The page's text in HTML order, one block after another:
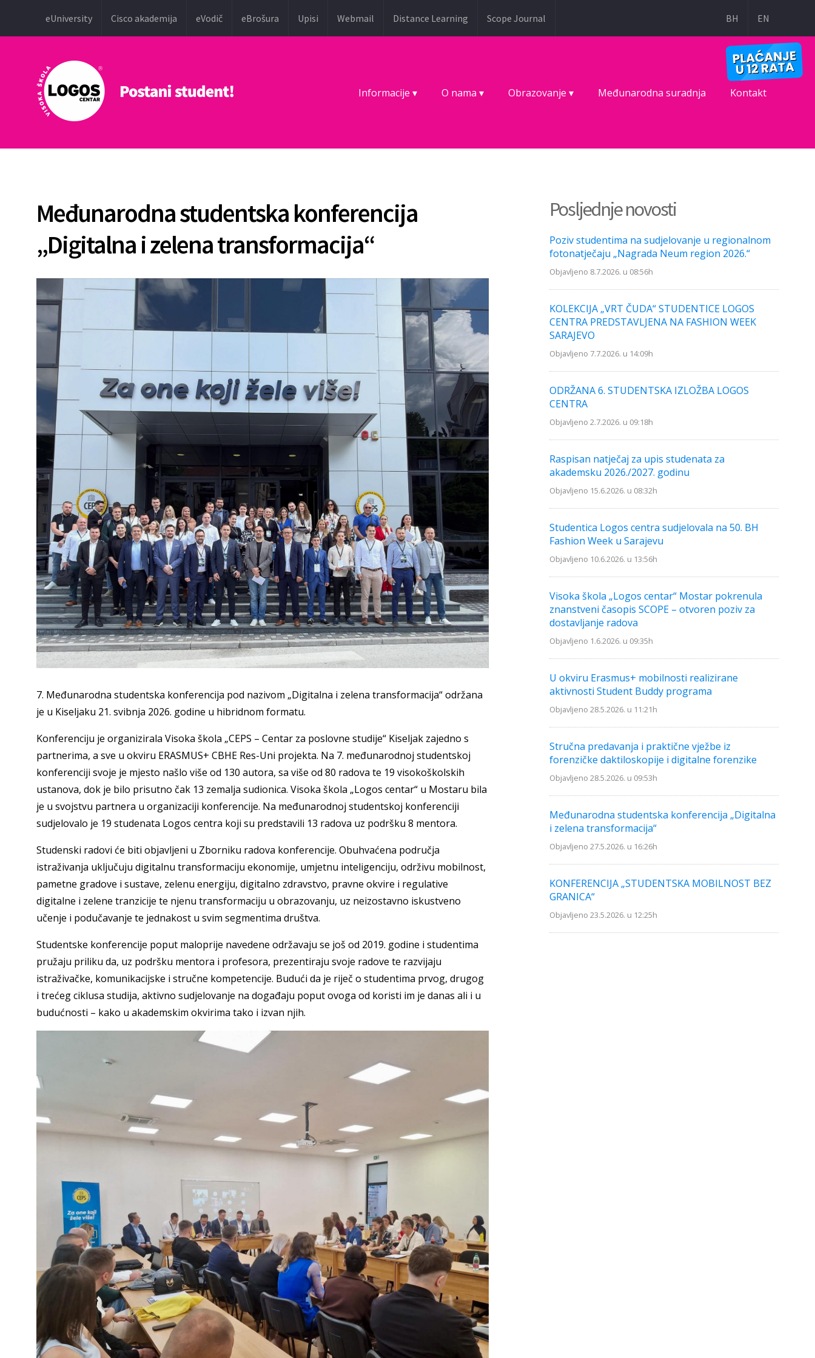
eUniversity Cisco akademija eVodič eBrošura Upisi Webmail Distance Learning Scope Journal BH EN
Informacije ▾ O nama ▾ Obrazovanje ▾ Međunarodna suradnja Kontakt
Međunarodna studentska konferencija
„Digitalna i zelena transformacija“
7. Međunarodna studentska konferencija pod nazivom „Digitalna i zelena transformacija“ održana
je u Kiseljaku 21. svibnja 2026. godine u hibridnom formatu.
Konferenciju je organizirala Visoka škola „CEPS – Centar za poslovne studije“ Kiseljak zajedno s
partnerima, a sve u okviru ERASMUS+ CBHE Res-Uni projekta. Na 7. međunarodnoj studentskoj
konferenciji svoje je mjesto našlo više od 130 autora, sa više od 80 radova te 19 visokoškolskih
ustanova, dok je bilo prisutno čak 13 zemalja sudionica. Visoka škola „Logos centar“ u Mostaru bila
je u svojstvu partnera u organizaciji konferencije. Na međunarodnoj studentskoj konferenciji
sudjelovalo je 19 studenata Logos centra koji su predstavili 13 radova uz podršku 8 mentora.
Studenski radovi će biti objavljeni u Zborniku radova konferencije. Obuhvaćena područja
istraživanja uključuju digitalnu transformaciju ekonomije, umjetnu inteligenciju, održivu mobilnost,
pametne gradove i sustave, zelenu energiju, digitalno zdravstvo, pravne okvire i regulative
digitalne i zelene tranzicije te njenu transformaciju u obrazovanju, uz neizostavno iskustveno
učenje i podučavanje te jednakost u svim segmentima društva.
Studentske konferencije poput maloprije navedene održavaju se još od 2019. godine i studentima
pružaju priliku da, uz podršku mentora i profesora, prezentiraju svoje radove te razvijaju
istraživačke, komunikacijske i stručne kompetencije. Budući da je riječ o studentima prvog, drugog
i trećeg ciklusa studija, aktivno sudjelovanje na događaju poput ovoga od koristi im je danas ali i u
budućnosti – kako u akademskim okvirima tako i izvan njih.
Posljednje novosti
Poziv studentima na sudjelovanje u regionalnom
fotonatječaju „Nagrada Neum region 2026.“
Objavljeno 8.7.2026. u 08:56h
KOLEKCIJA „VRT ČUDA“ STUDENTICE LOGOS
CENTRA PREDSTAVLJENA NA FASHION WEEK
SARAJEVO
Objavljeno 7.7.2026. u 14:09h
ODRŽANA 6. STUDENTSKA IZLOŽBA LOGOS
CENTRA
Objavljeno 2.7.2026. u 09:18h
Raspisan natječaj za upis studenata za
akademsku 2026./2027. godinu
Objavljeno 15.6.2026. u 08:32h
Studentica Logos centra sudjelovala na 50. BH
Fashion Week u Sarajevu
Objavljeno 10.6.2026. u 13:56h
Visoka škola „Logos centar“ Mostar pokrenula
znanstveni časopis SCOPE – otvoren poziv za
dostavljanje radova
Objavljeno 1.6.2026. u 09:35h
U okviru Erasmus+ mobilnosti realizirane
aktivnosti Student Buddy programa
Objavljeno 28.5.2026. u 11:21h
Stručna predavanja i praktične vježbe iz
forenzičke daktiloskopije i digitalne forenzike
Objavljeno 28.5.2026. u 09:53h
Međunarodna studentska konferencija „Digitalna
i zelena transformacija“
Objavljeno 27.5.2026. u 16:26h
KONFERENCIJA „STUDENTSKA MOBILNOST BEZ
GRANICA“
Objavljeno 23.5.2026. u 12:25h